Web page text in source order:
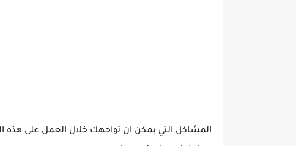
المشاكل التي يمكن ان تواجهك خلال العمل على هذه